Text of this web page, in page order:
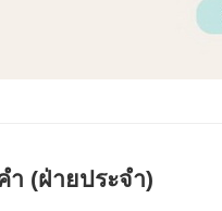
ำ (ฝ่ายประจำ)